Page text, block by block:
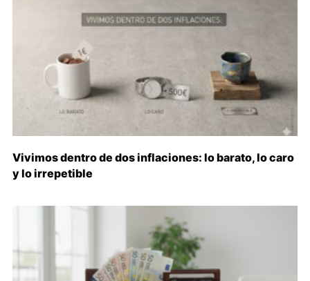
Vivimos dentro de dos inflaciones: lo barato, lo caro
y lo irrepetible